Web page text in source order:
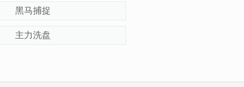
黑马捕捉
主力洗盘